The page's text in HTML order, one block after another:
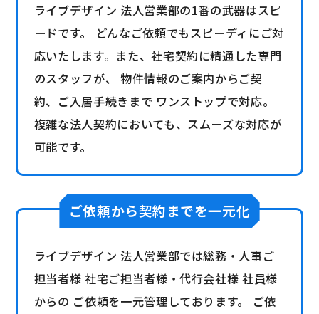
ライブデザイン 法人営業部の1番の武器はスピ
ードです。 どんなご依頼でもスピーディにご対
応いたします。また、社宅契約に精通した専門
のスタッフが、 物件情報のご案内からご契
約、ご入居手続きまで ワンストップで対応。
複雑な法人契約においても、スムーズな対応が
可能です。
ご依頼から契約までを一元化
ライブデザイン 法人営業部では総務・人事ご
担当者様 社宅ご担当者様・代行会社様 社員様
からの ご依頼を一元管理しております。 ご依